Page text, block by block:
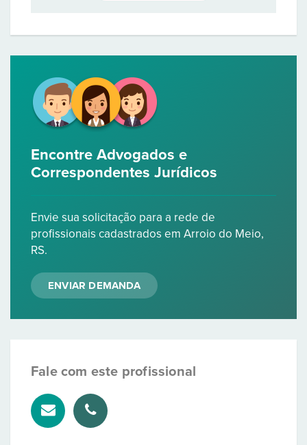
Encontre Advogados e
Correspondentes Jurídicos
Envie sua solicitação para a rede de
profissionais cadastrados em Arroio do Meio,
RS.
ENVIAR DEMANDA
Fale com este profissional